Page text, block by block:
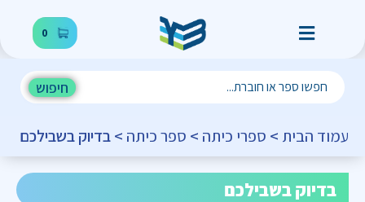
0
חיפוש
עמוד הבית > ספרי כיתה > ספר כיתה > בדיוק בשבילכם
בדיוק בשבילכם